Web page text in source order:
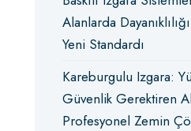
Alanlarda
Yeni Standardı
Kareburgulu Izgara:
Güvenlik Gerektiren
Profesyonel Zemin